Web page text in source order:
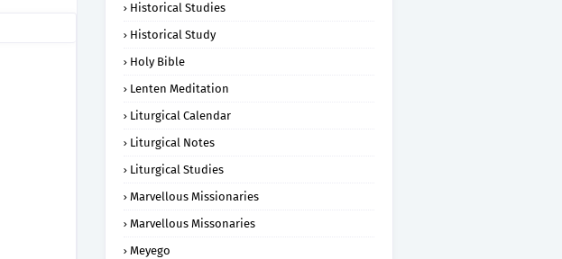
Historical Studies
Historical Study
Holy Bible
Lenten Meditation
Liturgical Calendar
Liturgical Notes
Liturgical Studies
Marvellous Missionaries
Marvellous Missonaries
Meyego